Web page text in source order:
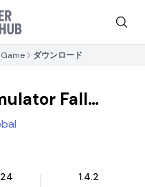
ダウンロード
Fall
1.4.2